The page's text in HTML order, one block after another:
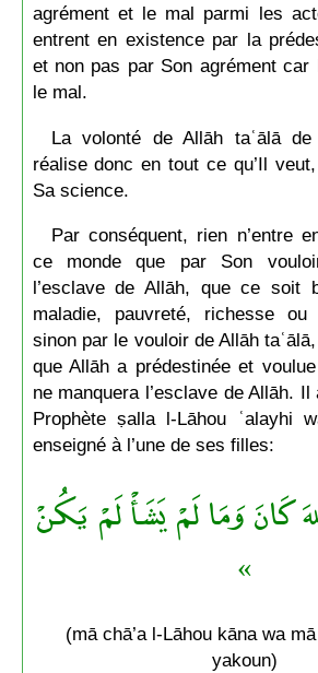
agrément et le mal parmi les
entrent en existence par la
et non pas par Son agrément car
le mal.
La volonté de Allāh taʿālā
réalise donc en tout ce qu’Il
Sa science.
Par conséquent, rien n’entre
ce monde que par Son
l’esclave de Allāh, que ce soit
maladie, pauvreté, richesse
sinon par le vouloir de Allāh
que Allāh a prédestinée et voulue
ne manquera l’esclave de Allāh.
Prophète ṣalla l-Lāhou ʿalayhi
enseigné à l’une de ses filles:
كَانَ وَمَا لَمْ يَشَأْ لَمْ يَكُنْ
»
(mā chā’a l-Lāhou kāna wa
yakoun)